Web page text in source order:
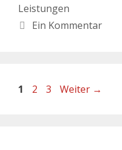
Leistungen
Ein Kommentar
1 2 3 Weiter →